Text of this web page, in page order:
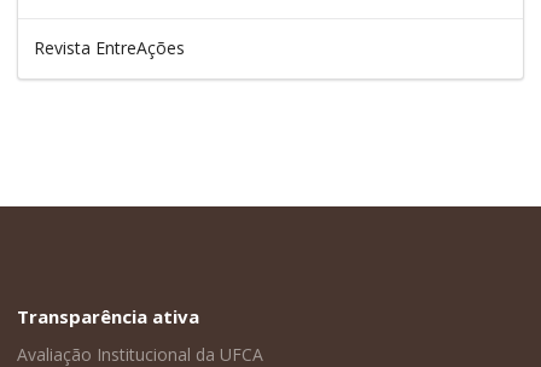
Revista EntreAções
Transparência ativa
Avaliação Institucional da UFCA